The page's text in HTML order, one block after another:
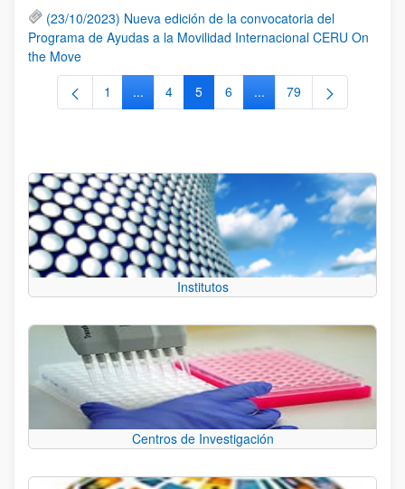
(23/10/2023) Nueva edición de la convocatoria del
Programa de Ayudas a la Movilidad Internacional CERU On
the Move
Página
1 ...Páginas intermedias Use TAB para
Página
4 Página
5 Página
6 ...Páginas intermedias
Página
79
Institutos
Centros de Investigación